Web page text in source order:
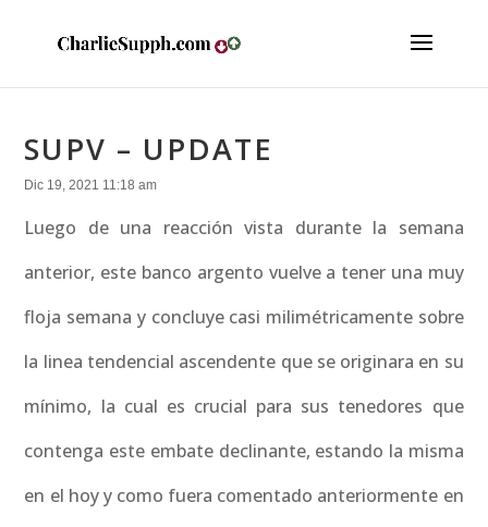
SUPV – UPDATE
Dic 19, 2021 11:18 am
Luego de una reacción vista durante la semana
anterior, este banco argento vuelve a tener una muy
floja semana y concluye casi milimétricamente sobre
la linea tendencial ascendente que se originara en su
mínimo, la cual es crucial para sus tenedores que
contenga este embate declinante, estando la misma
en el hoy y como fuera comentado anteriormente en